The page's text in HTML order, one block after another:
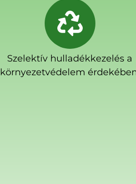
Szelektív hulladékkezelés a
környezetvédelem